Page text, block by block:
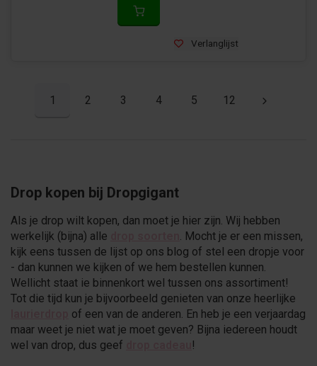
Verlanglijst
1 2 3 4 5 12
Drop kopen bij Dropgigant
Als je drop wilt kopen, dan moet je hier zijn. Wij hebben
werkelijk (bijna) alle
. Mocht je er een missen,
kijk eens tussen de lijst op ons blog of stel een dropje voor
- dan kunnen we kijken of we hem bestellen kunnen.
Wellicht staat ie binnenkort wel tussen ons assortiment!
Tot die tijd kun je bijvoorbeeld genieten van onze heerlijke
of een van de anderen. En heb je een verjaardag
maar weet je niet wat je moet geven? Bijna iedereen houdt
wel van drop, dus geef
!